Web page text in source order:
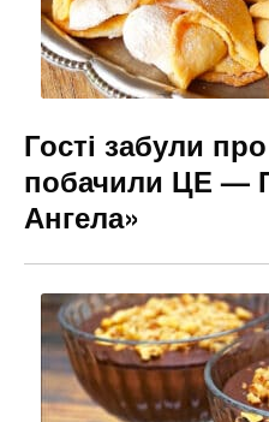
Гості забули
побачили ЦЕ —
Ангела»